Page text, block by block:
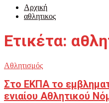
Αρχική
αθλητικος
Ετικέτα:
Αθλητισμός
Στο ΕΚΠΑ το
ενιαίου Αθλητικού